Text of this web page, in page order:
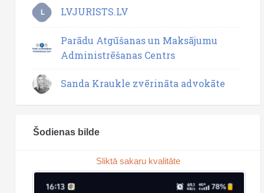
L LVJURISTS.LV
Parādu Atgūšanas un Maksājumu
Administrēšanas Centrs
Sanda Kraukle zvērināta advokāte
Šodienas bilde
Sliktā sakaru kvalitāte